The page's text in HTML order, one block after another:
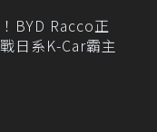
BYD Racco正
日系K-Car霸主